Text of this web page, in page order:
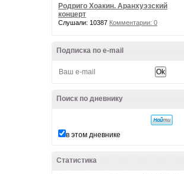
Родриго Хоакин. Аранхуэзский
концерт
Слушали: 10387 Комментарии: 0
Подписка по e-mail
Поиск по дневнику
в этом дневнике
Статистика